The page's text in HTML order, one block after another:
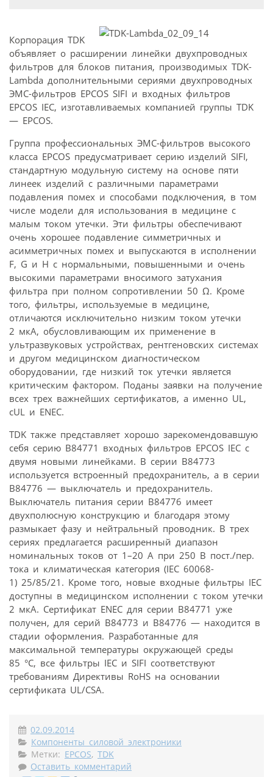
Корпорация TDK
объявляет о расширении линейки двухпроводных
фильтров для блоков питания, производимых TDK-
Lambda дополнительными сериями двухпроводных
ЭМС-фильтров EPCOS SIFI и входных фильтров
EPCOS IEC, изготавливаемых компанией группы TDK
— EPCOS.
Группа профессиональных ЭМС-фильтров высокого
класса EPCOS предусматривает серию изделий SIFI,
стандартную модульную систему на основе пяти
линеек изделий с различными параметрами
подавления помех и способами подключения, в том
числе модели для использования в медицине с
малым током утечки. Эти фильтры обеспечивают
очень хорошее подавление симметричных и
асимметричных помех и выпускаются в исполнении
F, G и H с нормальными, повышенными и очень
высокими параметрами вносимого затухания
фильтра при полном сопротивлении 50 Ω. Кроме
того, фильтры, используемые в медицине,
отличаются исключительно низким током утечки
2 мкА, обусловливающим их применение в
ультразвуковых устройствах, рентгеновских системах
и другом медицинском диагностическом
оборудовании, где низкий ток утечки является
критическим фактором. Поданы заявки на получение
всех трех важнейших сертификатов, а именно UL,
cUL и ENEC.
TDK также представляет хорошо зарекомендовавшую
себя серию B84771 входных фильтров EPCOS IEC с
двумя новыми линейками. В серии B84773
используется встроенный предохранитель, а в серии
B84776 — выключатель и предохранитель.
Выключатель питания серии B84776 имеет
двухполюсную конструкцию и благодаря этому
размыкает фазу и нейтральный проводник. В трех
сериях предлагается расширенный диапазон
номинальных токов от 1–20 A при 250 В пост./пер.
тока и климатическая категория (IEC 60068-
1) 25/85/21. Кроме того, новые входные фильтры IEC
доступны в медицинском исполнении с током утечки
2 мкА. Сертификат ENEC для серии B84771 уже
получен, для серий B84773 и B84776 — находится в
стадии оформления. Разработанные для
максимальной температуры окружающей среды
85 °C, все фильтры IEC и SIFI соответствуют
требованиям Директивы RoHS на основании
сертификата UL/CSA.
02.09.2014
Компоненты силовой электроники
Метки: EPCOS, TDK
Оставить комментарий